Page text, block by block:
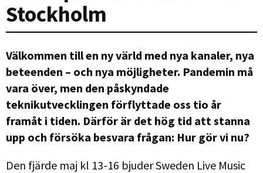
Stockholm
Välkommen till en ny värld med nya kanaler, nya
beteenden – och nya möjligheter. Pandemin må
vara över, men den påskyndade
teknikutvecklingen förflyttade oss tio år
framåt i tiden. Därför är det hög tid att stanna
upp och försöka besvara frågan: Hur gör vi nu?
Den fjärde maj kl 13-16 bjuder Sweden Live Music